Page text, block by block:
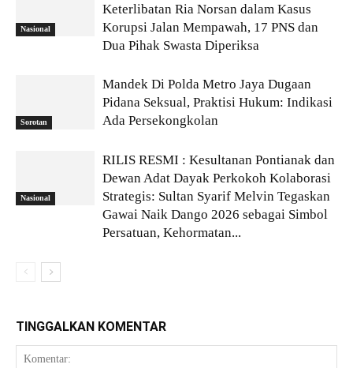
Nasional
Keterlibatan Ria Norsan dalam Kasus
Korupsi Jalan Mempawah, 17 PNS dan
Dua Pihak Swasta Diperiksa
Sorotan
Mandek Di Polda Metro Jaya Dugaan
Pidana Seksual, Praktisi Hukum: Indikasi
Ada Persekongkolan
Nasional
RILIS RESMI : Kesultanan Pontianak dan
Dewan Adat Dayak Perkokoh Kolaborasi
Strategis: Sultan Syarif Melvin Tegaskan
Gawai Naik Dango 2026 sebagai Simbol
Persatuan, Kehormatan...
TINGGALKAN KOMENTAR